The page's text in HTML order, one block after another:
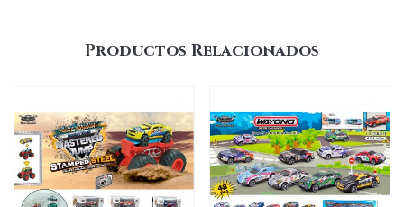
Productos Relacionados